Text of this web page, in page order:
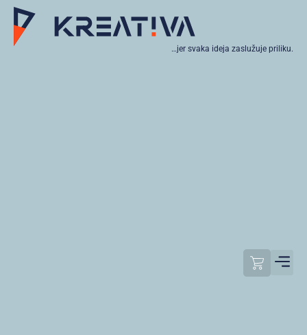
…jer svaka ideja zaslužuje priliku.